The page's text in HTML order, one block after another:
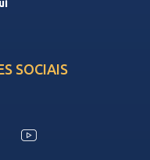
SOCIAIS